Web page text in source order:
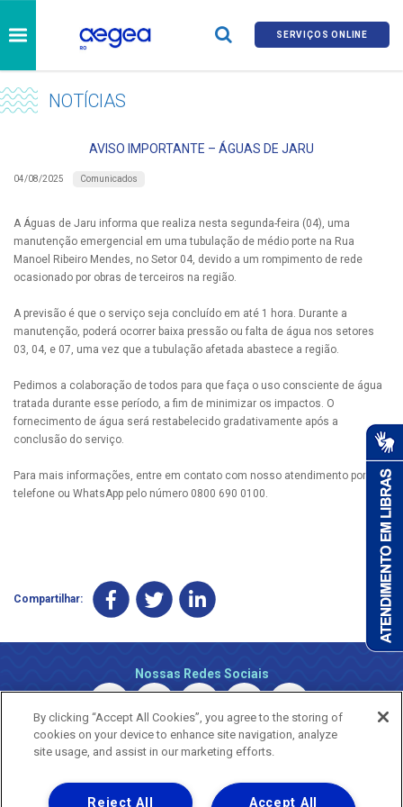
SERVIÇOS ONLINE
NOTÍCIAS
AVISO IMPORTANTE – ÁGUAS DE JARU
04/08/2025 Comunicados
A Águas de Jaru informa que realiza nesta segunda-feira (04), uma
manutenção emergencial em uma tubulação de médio porte na Rua
Manoel Ribeiro Mendes, no Setor 04, devido a um rompimento de rede
ocasionado por obras de terceiros na região.
A previsão é que o serviço seja concluído em até 1 hora. Durante a
manutenção, poderá ocorrer baixa pressão ou falta de água nos setores
03, 04, e 07, uma vez que a tubulação afetada abastece a região.
Pedimos a colaboração de todos para que faça o uso consciente de água
tratada durante esse período, a fim de minimizar os impactos. O
fornecimento de água será restabelecido gradativamente após a
conclusão do serviço.
Para mais informações, entre em contato com nosso atendimento por
telefone ou WhatsApp pelo número 0800 690 0100.
Compartilhar:
Nossas Redes Sociais
By clicking “Accept All Cookies”, you agree to the storing of
cookies on your device to enhance site navigation, analyze
site usage, and assist in our marketing efforts.
Accept All
Reject All